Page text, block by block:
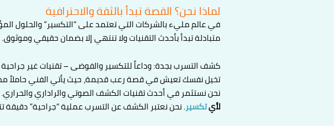
لماذا نحن؟ القصة تبدأ بالثقة والاحترافية
في عالم مليء بالشركات التي تعتمد على “التكسير” والحلول
متبادلة تبدأ بأحدث التقنيات ولا تنتهي إلا بضمان حقيقي وموثوق.
كشف التسرب بجدة: وداعاً للتكسير والفوضى – تقنيات غير جراحية
تخيل نفسك تعيش في قصة رعب قديمة، حيث يأتي الفني حاملاً
نحن نستثمر في أحدث تقنيات الكشف الصوتي والراداري
لأيتكسير. نحن نعتبر الكشف عن التسرب عملية “جراحية” دقيقة